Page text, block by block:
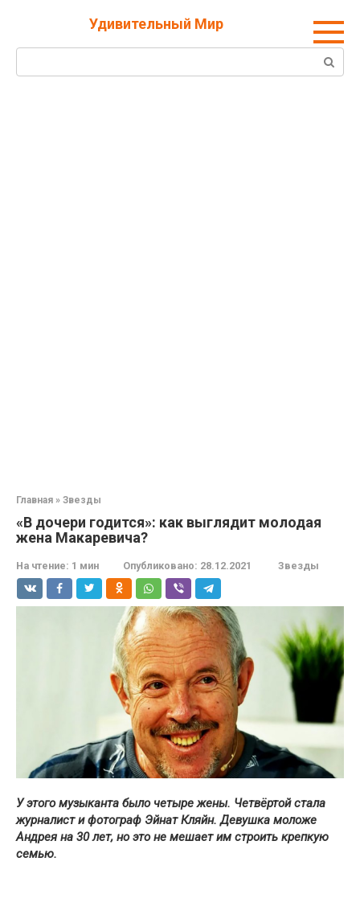
Удивительный Мир
Поиск:
Главная » Звезды
«В дочери годится»: как выглядит молодая
жена Макаревича?
На чтение: 1 мин Опубликовано: 28.12.2021 Звезды
У этого музыканта было четыре жены. Четвёртой стала
журналист и фотограф Эйнат Кляйн. Девушка моложе
Андрея на 30 лет, но это не мешает им строить крепкую
семью.